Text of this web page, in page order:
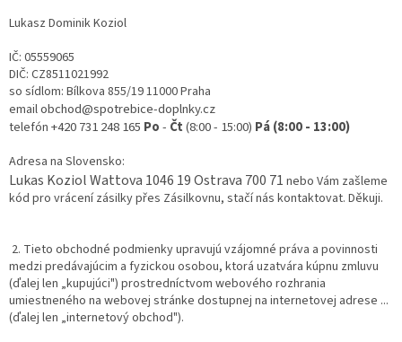
Lukasz Dominik Koziol
IČ: 05559065
DIČ: CZ8511021992
so sídlom: Bílkova 855/19 11000 Praha
emailobchod@spotrebice-doplnky.cz
telefón +420 731 248 165 Po- Čt(8:00 - 15:00) Pá (8:00 - 13:00)
Adresa na Slovensko:
Lukas Koziol Wattova 1046 19 Ostrava 700 71 nebo Vám zašleme
kód pro vrácení zásilky přes Zásilkovnu, stačí nás kontaktovat. Děkuji.
2. Tieto obchodné podmienky upravujú vzájomné práva a povinnosti
medzi predávajúcim a fyzickou osobou, ktorá uzatvára kúpnu zmluvu
(ďalej len „kupujúci") prostredníctvom webového rozhrania
umiestneného na webovej stránke dostupnej na internetovej adrese ...
(ďalej len „internetový obchod").